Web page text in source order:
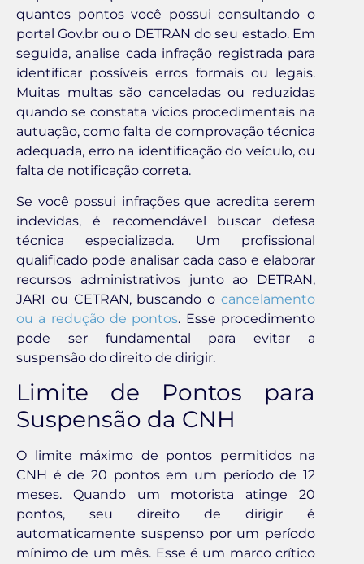
quantos pontos você possui consultando o
portal Gov.br ou o DETRAN do seu estado. Em
seguida, analise cada infração registrada para
identificar possíveis erros formais ou legais.
Muitas multas são canceladas ou reduzidas
quando se constata vícios procedimentais na
autuação, como falta de comprovação técnica
adequada, erro na identificação do veículo, ou
falta de notificação correta.
Se você possui infrações que acredita serem
indevidas, é recomendável buscar defesa
técnica especializada. Um profissional
qualificado pode analisar cada caso e elaborar
recursos administrativos junto ao DETRAN,
JARI ou CETRAN, buscando o cancelamento
ou a redução de pontos. Esse procedimento
pode ser fundamental para evitar a
suspensão do direito de dirigir.
Limite de Pontos para
Suspensão da CNH
O limite máximo de pontos permitidos na
CNH é de 20 pontos em um período de 12
meses. Quando um motorista atinge 20
pontos, seu direito de dirigir é
automaticamente suspenso por um período
mínimo de um mês. Esse é um marco crítico